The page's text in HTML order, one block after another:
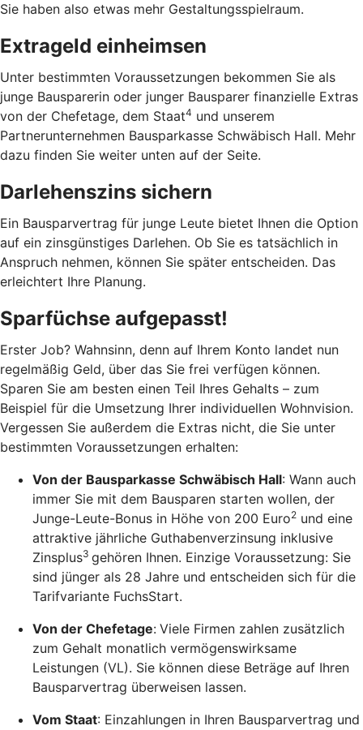
Sie haben also etwas mehr Gestaltungsspielraum.
Extrageld einheimsen
Unter bestimmten Voraussetzungen bekommen Sie als
junge Bausparerin oder junger Bausparer finanzielle Extras
von der Chefetage, dem Staat4 und unserem
Partnerunternehmen Bausparkasse Schwäbisch Hall. Mehr
dazu finden Sie weiter unten auf der Seite.
Darlehenszins sichern
Ein Bausparvertrag für junge Leute bietet Ihnen die Option
auf ein zinsgünstiges Darlehen. Ob Sie es tatsächlich in
Anspruch nehmen, können Sie später entscheiden. Das
erleichtert Ihre Planung.
Sparfüchse aufgepasst!
Erster Job? Wahnsinn, denn auf Ihrem Konto landet nun
regelmäßig Geld, über das Sie frei verfügen können.
Sparen Sie am besten einen Teil Ihres Gehalts – zum
Beispiel für die Umsetzung Ihrer individuellen Wohnvision.
Vergessen Sie außerdem die Extras nicht, die Sie unter
bestimmten Voraussetzungen erhalten:
Von der Bausparkasse Schwäbisch Hall: Wann auch
immer Sie mit dem Bausparen starten wollen, der
Junge-Leute-Bonus in Höhe von 200 Euro2 und eine
attraktive jährliche Guthabenverzinsung inklusive
Zinsplus3 gehören Ihnen. Einzige Voraussetzung: Sie
sind jünger als 28 Jahre und entscheiden sich für die
Tarifvariante FuchsStart.
Von der Chefetage: Viele Firmen zahlen zusätzlich
zum Gehalt monatlich vermögenswirksame
Leistungen (VL). Sie können diese Beträge auf Ihren
Bausparvertrag überweisen lassen.
Vom Staat: Einzahlungen in Ihren Bausparvertrag und